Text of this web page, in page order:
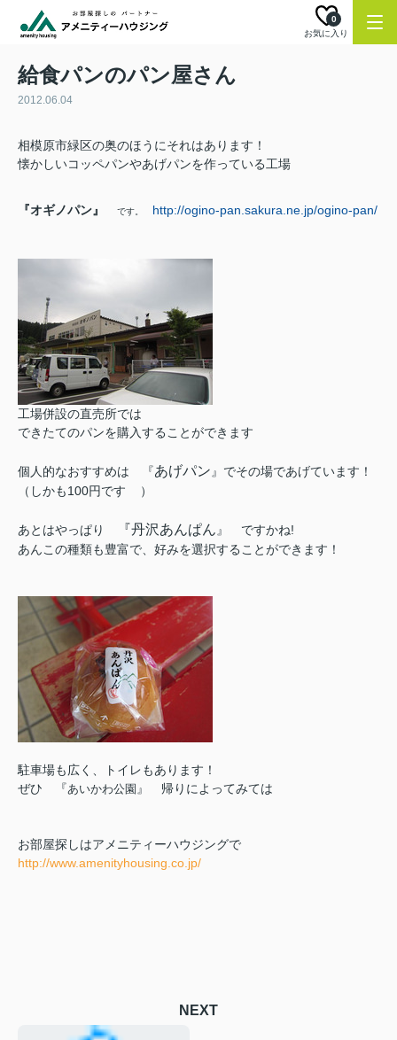
お気に入り
0
給食パンのパン屋さん
2012.06.04
相模原市緑区の奥のほうにそれはあります！
懐かしいコッペパンやあげパンを作っている工場
『オギノパン』 です。 http://ogino-pan.sakura.ne.jp/ogino-pan/
工場併設の直売所では
できたてのパンを購入することができます
個人的なおすすめは 『あげパン 』でその場であげています！
（しかも100円です
）
あとはやっぱり 『丹沢あんぱん 』 ですかね!
あんこの種類も豊富で、好みを選択することができます！
駐車場も広く、トイレもあります！
ぜひ 『あいかわ公園 』 帰りによってみては
お部屋探しはアメニティーハウジングで
http://www.amenityhousing.co.jp/
NEXT